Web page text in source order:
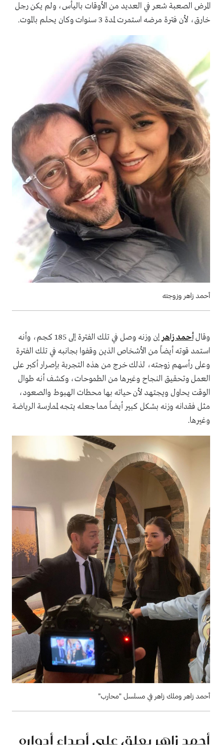
المرض الصعبة شعر في العديد من الأوقات باليأس، ولم يكن رجل
خارق، لأن فترة مرضه استمرت لمدة 3 سنوات وكان يحلم بالموت.
أحمد زاهر وزوجته
وقالأحمد زاهر
إن وزنه وصل في تلك الفترة إلى 185 كجم، وأنه
استمد قوته أيضاً من الأشخاص الذين وقفوا بجانبه في تلك الفترة
وعلى رأسهم زوجته، لذلك خرج من هذه التجربة بإصرار أكبر على
العمل وتحقيق النجاح وغيرها من الطموحات، وكشف أنه طوال
الوقت يحاول ويجتهد لأن حياته بها محطات الهبوط والصعود،
مثل فقدانه وزنه بشكل كبير أيضاً مما جعله يتجه لممارسة الرياضة
وغيرها.
أحمد زاهر وملك زاهر في مسلسل "محارب"
أحمد زاهر يعلق على أصداء أدواره